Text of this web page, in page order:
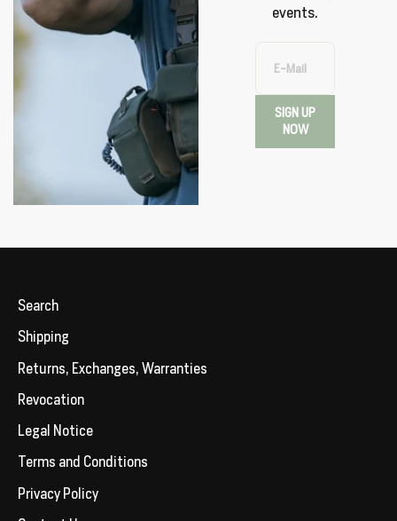
events.
E-Mail
SIGN UP
NOW
Search
Shipping
Returns, Exchanges, Warranties
Revocation
Legal Notice
Terms and Conditions
Privacy Policy